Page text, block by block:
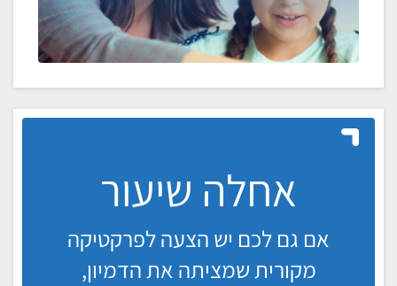
אחלה שיעור
אם גם לכם יש הצעה לפרקטיקה
מקורית שמציתה את הדמיון,